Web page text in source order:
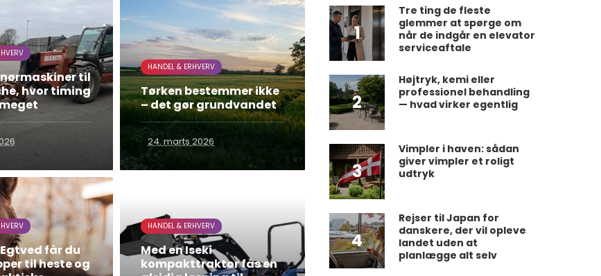
til
hvor timing
HANDEL & ERHVERV
Tørken bestemmer ikke
– det gør grundvandet
24. marts 2026
får du
til heste og
HANDEL & ERHVERV
Med en Iseki
kompakttraktor fås en
1
Tre ting de fleste
glemmer at spørge om
når de indgår en elevator
serviceaftale
2
Højtryk, kemi eller
professionel behandling
— hvad virker egentlig
3
Vimpler i haven: sådan
giver vimpler et roligt
udtryk
4
Rejser til Japan for
danskere, der vil opleve
landet uden at
planlægge alt selv